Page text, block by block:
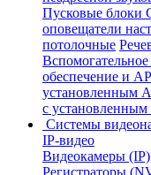
Пусковые
оповещатели
потолочные
обеспечение и
установленным
с
Системы
IP-видео
Видеокамеры (IP)
Регистраторы